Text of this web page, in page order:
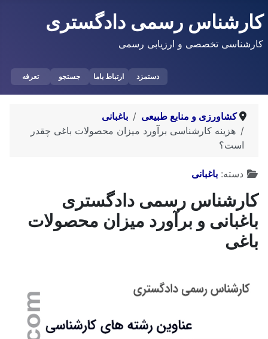
کارشناس رسمی دادگستری
کارشناسی تخصصی و ارزیابی رسمی
دستمزد ارتباط باما جستجو تعرفه
کشاورزی و منابع طبیعی
باغبانی
هزینه کارشناسی برآورد میزان محصولات باغی چقدر
است؟
توضیحات
دسته: باغبانی
کارشناس رسمی دادگستری
باغبانی و برآورد میزان محصولات
باغی